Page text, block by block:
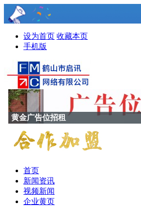
设为首页 收藏本页
手机版
黄金广告位招租
首页
新闻资讯
视频新闻
企业黄页